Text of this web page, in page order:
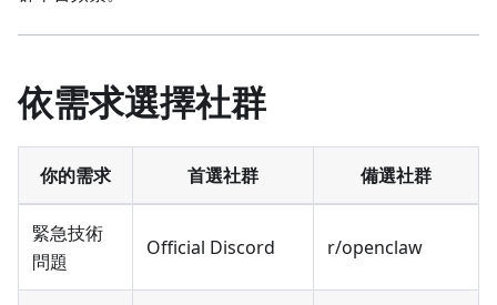
依需求選擇社群
你的需求 首選社群 備選社群
緊急技術
問題
Official Discord r/openclaw